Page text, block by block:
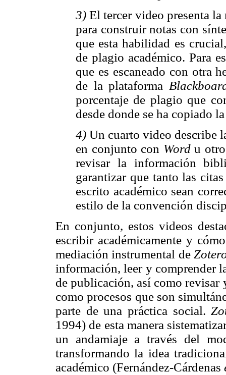
3)El tercer video presenta la
para construir notas con
que esta habilidad es
de plagio académico. Para
que es escaneado con otra
de la plataforma
porcentaje de plagio que
desde donde se ha copiado
4) Un cuarto video describe
en conjunto con Wordu otro
revisar la información
garantizar que tanto las
escrito académico sean
estilo de la convención
En conjunto, estos videos
escribir académicamente y
mediación instrumental de
información, leer y comprender
de publicación, así como
como procesos que son
parte de una práctica social.
1994) de esta manera
un andamiaje a través del
transformando la idea
académico (Fernández-Cárdenas